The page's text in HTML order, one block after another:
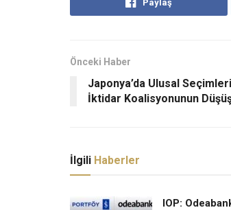
Paylaş
Önceki Haber
Japonya’da Ulusal
İktidar Koalisyonunun
İlgili Haberler
IOP: